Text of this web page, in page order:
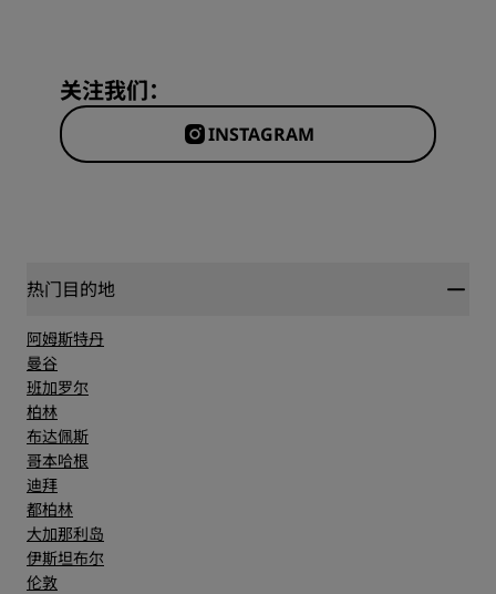
关注我们：
INSTAGRAM
热门目的地
阿姆斯特丹
曼谷
班加罗尔
柏林
布达佩斯
哥本哈根
迪拜
都柏林
大加那利岛
伊斯坦布尔
伦敦